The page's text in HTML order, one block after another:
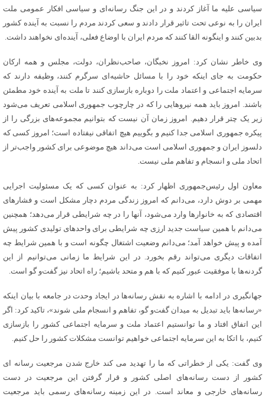
سیاسی علیه ما آغاز کردند و در این جنگ رسانه‌ای و سیاسی افکار عمومی ملت
ایران را به نوعی تحت تاثیر قرار دادند و سعی کردند مردم را نسبت به آینده کشور
بدبین کنند و اینگونه القا کنند که مردم ایران با اوضاع فعلی، آینده‌ای نخواهند داشت.
وی خاطر نشان کرد: امروز نخبگان، صاحب‌نظران، دولت، مجلس و همه ارکان
حکومت به جای اینکه خود را با مسائل حاشیه‌ای سرگرم کنند، وظیفه دارند که
سرمایه اجتماعی و اعتماد ملت را دوباره بازسازی کنند تا ملت به آینده خود مطمئن
باشند. امروز باید همه نیروهایی را که در چارچوب جمهوری اسلامی تعریف می‌شود
زیر یک چتر قرار دهیم. امروز زمان آن نیست که بتوانیم مجموعه‌های بزرگی را از
پیکره جمهوری اسلامی جدا کنیم و بگوییم هیچ اتفاقی نیفتاده است؛ امروز کسی که
دلسوز ایران و جمهوری اسلامی است می‌داند هیچ موضوعی برای کشور واجب‌تر از
اتحاد ملی و انسجام و تفاهم ملی نیست.
معاون اول رئیس‌جمهوری اظهار کرد: به عنوان کسی که یک مسئولیت اجرایی
مهمی بر دوش دارد، می‌دانم که امروز زندگی مردم دچار مشکل است و فشارهای
اقتصادی که به خانوارها وارد می‌شود، آنها را در چه شرایطی قرار می‌دهد؛ همچنین
می‌دانم با همین سیاست جدید ارزی چه شرایطی برای واحدهای تولیدی کشور پیش
آمده و پیش خواهد آمد؛ می‌دانم وضعیت اشتغال چگونه است و با همین شرایط چه
اتفاقات دیگری می‌تواند رقم بخورد. در این شرایط ما زمانی می‌توانیم از این
گردنه‌ها با موفقیت عبور کنیم که با هم و متحد باشیم؛ راه اتحاد نیز گفت‌و گو است.
جهانگیری در ادامه با اشاره به نقش رسانه‌ها در ایجاد وحدت در جامعه با بیان اینکه
«رسانه‌ها باید تبدیل به میدان گفت‌و گو، تفاهم و انسجام ملی شوند»، تاکید کرد: اگر
این اتفاق افتاد و ما توانستیم اعتماد ملت و سرمایه اجتماعی کشور را بازسازی
کنیم، با اتکا به این سرمایه اجتماعی خواهیم توانست مشکلات کشور را حل کنیم.
وی گفت: یکی از خطراتی که ما را تهدید می کند خارج شدن مرجعیت رسانه ای
کشور از دست رسانه‌های اصلی کشور و قرار گرفتن این مرجعیت در دست
رسانه‌های خارجی و معاند است. در این زمینه رسانه‌های رسمی باید مرجعیت